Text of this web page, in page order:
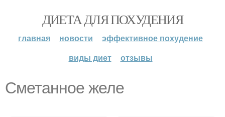
ДИЕТА ДЛЯ ПОХУДЕНИЯ
главная новости
эффективное похудение
виды диет
отзывы
Сметанное желе